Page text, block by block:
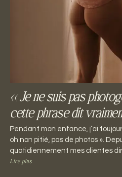
« Je ne suis pas
cette phrase dit
Pendant mon enfance, j’ai
oh non pitié, pas de photos ».
quotidiennement mes clientes
Lire plus